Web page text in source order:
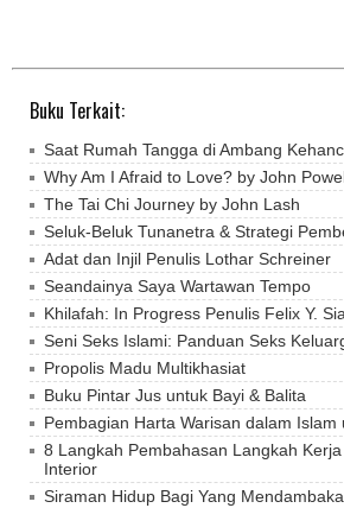
Buku Terkait:
Saat Rumah Tangga di Ambang
Why Am I Afraid to Love? by John
The Tai Chi Journey by John Lash
Seluk-Beluk Tunanetra & Strategi
Adat dan Injil Penulis Lothar Schreiner
Seandainya Saya Wartawan Tempo
Khilafah: In Progress Penulis Felix Y.
Seni Seks Islami: Panduan Seks
Propolis Madu Multikhasiat
Buku Pintar Jus untuk Bayi & Balita
Pembagian Harta Warisan dalam Islam
8 Langkah Pembahasan Langkah
Interior
Siraman Hidup Bagi Yang